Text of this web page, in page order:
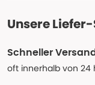
Unsere
Schneller Versand
oft innerhalb von 24